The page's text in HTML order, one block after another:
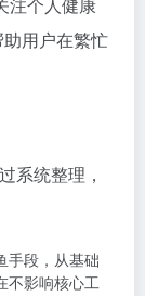
用户在繁忙
系统整理，
手段，从基础
不影响核心工